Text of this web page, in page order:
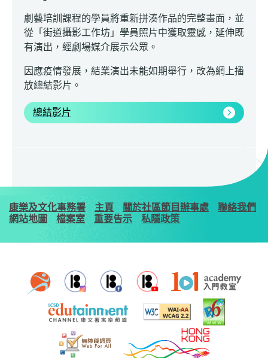
劇藝培訓課程的學員將重新拼湊作品的完整畫面，並
從「街道攝影工作坊」學員照片中獲取靈感，延伸既
有演出，經劇場媒介展示公眾。
因應疫情發展，結業演出未能如期舉行，改為網上播
放總結影片。
總結影片
康樂及文化事務署 主頁 關於社區節目辦事處
聯絡我們
網站地圖
檔案室 重要告示 私隱政策